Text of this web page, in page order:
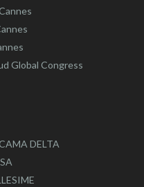
Global Congress
DELTA